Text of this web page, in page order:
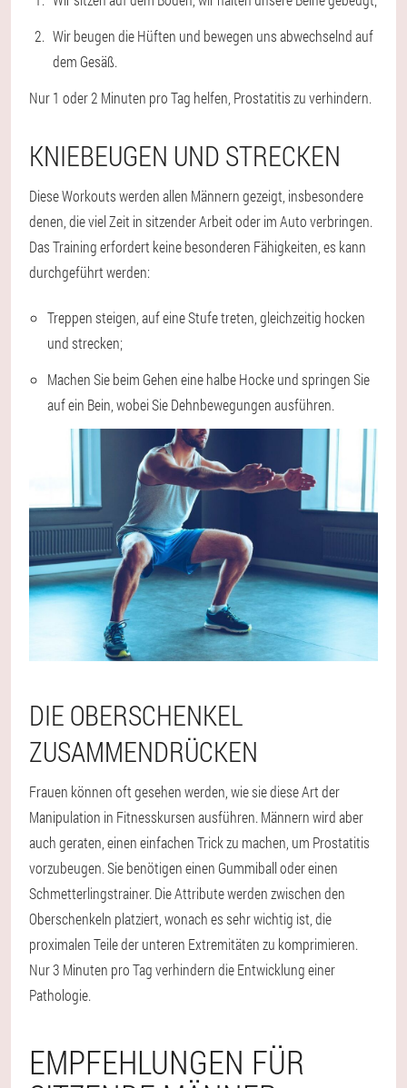
Wir beugen die Hüften und bewegen uns abwechselnd auf
dem Gesäß.
Nur 1 oder 2 Minuten pro Tag helfen, Prostatitis zu verhindern.
KNIEBEUGEN UND STRECKEN
Diese Workouts werden allen Männern gezeigt, insbesondere
denen, die viel Zeit in sitzender Arbeit oder im Auto verbringen.
Das Training erfordert keine besonderen Fähigkeiten, es kann
durchgeführt werden:
Treppen steigen, auf eine Stufe treten, gleichzeitig hocken
und strecken;
Machen Sie beim Gehen eine halbe Hocke und springen Sie
auf ein Bein, wobei Sie Dehnbewegungen ausführen.
DIE OBERSCHENKEL
ZUSAMMENDRÜCKEN
Frauen können oft gesehen werden, wie sie diese Art der
Manipulation in Fitnesskursen ausführen. Männern wird aber
auch geraten, einen einfachen Trick zu machen, um Prostatitis
vorzubeugen. Sie benötigen einen Gummiball oder einen
Schmetterlingstrainer. Die Attribute werden zwischen den
Oberschenkeln platziert, wonach es sehr wichtig ist, die
proximalen Teile der unteren Extremitäten zu komprimieren.
Nur 3 Minuten pro Tag verhindern die Entwicklung einer
Pathologie.
EMPFEHLUNGEN FÜR